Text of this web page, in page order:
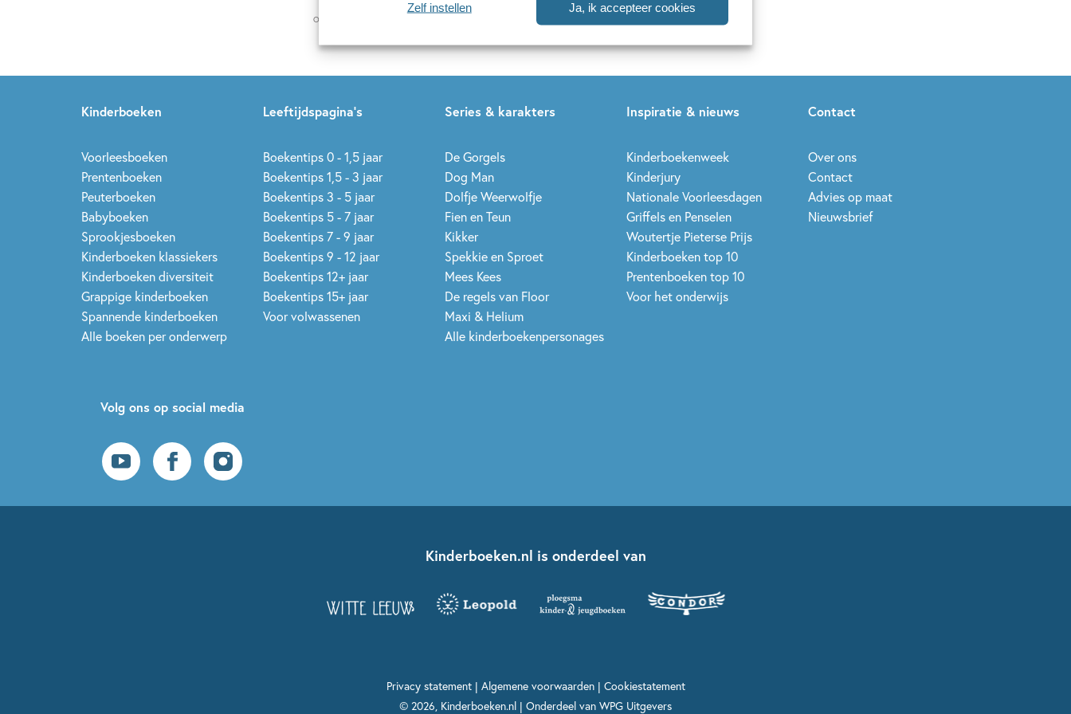
Ja, ik accepteer cookies
Zelf instellen
Op onze nieuwsbrieven is het van toepassing.
Kinderboeken
Voorleesboeken
Prentenboeken
Peuterboeken
Babyboeken
Sprookjesboeken
Kinderboeken klassiekers
Kinderboeken diversiteit
Grappige kinderboeken
Spannende kinderboeken
Alle boeken per onderwerp
Leeftijdspagina’s
Boekentips 0 - 1,5 jaar
Boekentips 1,5 - 3 jaar
Boekentips 3 - 5 jaar
Boekentips 5 - 7 jaar
Boekentips 7 - 9 jaar
Boekentips 9 - 12 jaar
Boekentips 12+ jaar
Boekentips 15+ jaar
Voor volwassenen
Series & karakters
De Gorgels
Dog Man
Dolfje Weerwolfje
Fien en Teun
Kikker
Spekkie en Sproet
Mees Kees
De regels van Floor
Maxi & Helium
Alle kinderboekenpersonages
Inspiratie & nieuws
Kinderboekenweek
Kinderjury
Nationale Voorleesdagen
Griffels en Penselen
Woutertje Pieterse Prijs
Kinderboeken top 10
Prentenboeken top 10
Voor het onderwijs
Contact
Over ons
Contact
Advies op maat
Nieuwsbrief
Volg ons op social media
Kinderboeken.nl is onderdeel van
Privacy statement| Algemene voorwaarden| Cookiestatement
© 2026, Kinderboeken.nl | Onderdeel van WPG Uitgevers